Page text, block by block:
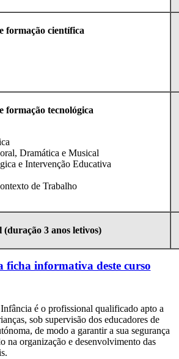
formação científica
formação tecnológica
Dramática e Musical
e Intervenção Educativa
de Trabalho
(duração 3 anos letivos)
ficha informativa deste curso
é o profissional qualificado apto a
sob supervisão dos educadores de
de modo a garantir a sua segurança
na organização e desenvolvimento das